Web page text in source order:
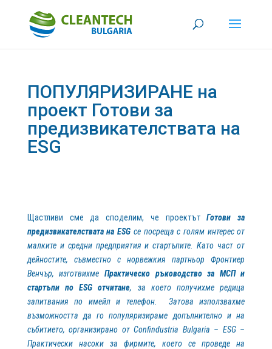
ПОПУЛЯРИЗИРАНЕ на
проект Готови за
предизвикателствата на
ESG
Щастливи сме да споделим, че проектътГотови за
предизвикателствата наESG се посреща с голям интерес от
малките и средни предприятия и стартъпите. Като част от
дейностите, съвместно с норвежкия партньор Фронтиер
Венчър, изготвихме Практическо ръководство за МСП и
стартъпи по ESG отчитане, за което получихме редица
запитвания по имейл и телефон. Затова използвахме
възможността да го популяризираме допълнително и на
събитието, организирано отConfindustria Bulgaria – ESG –
Практически насоки за фирмите, което се проведе на